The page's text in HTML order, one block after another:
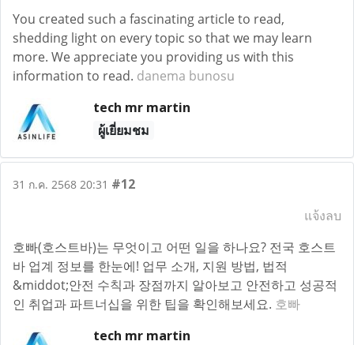
You created such a fascinating article to read,
shedding light on every topic so that we may learn
more. We appreciate you providing us with this
information to read. danema bunosu
tech mr martin
ผู้เยี่ยมชม
31 ก.ค. 2568 20:31 #12
แจ้งลบ
호빠(호스트바)는 무엇이고 어떤 일을 하나요? 전국 호스트
바 업계 정보를 한눈에! 업무 소개, 지원 방법, 법적
&middot;안전 수칙과 장점까지 알아보고 안전하고 성공적
인 취업과 파트너십을 위한 팁을 확인해보세요. 호빠
tech mr martin